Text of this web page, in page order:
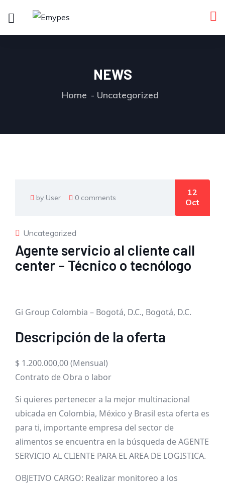
NEWS
Home Uncategorized
by User 0 comments
12
Oct
Uncategorized
Agente servicio al cliente call
center – Técnico o tecnólogo
Gi Group Colombia – Bogotá, D.C., Bogotá, D.C.
Descripción de la oferta
$ 1.200.000,00 (Mensual)
Contrato de Obra o labor
Si quieres pertenecer a la mejor multinacional
ubicada en Colombia, México y Brasil esta oferta es
para ti, importante empresa del sector de
alimentos se encuentra en la búsqueda de AGENTE
SERVICIO AL CLIENTE PARA EL AREA DE LOGISTICA.
OBJETIVO CARGO: Realizar monitoreo a los